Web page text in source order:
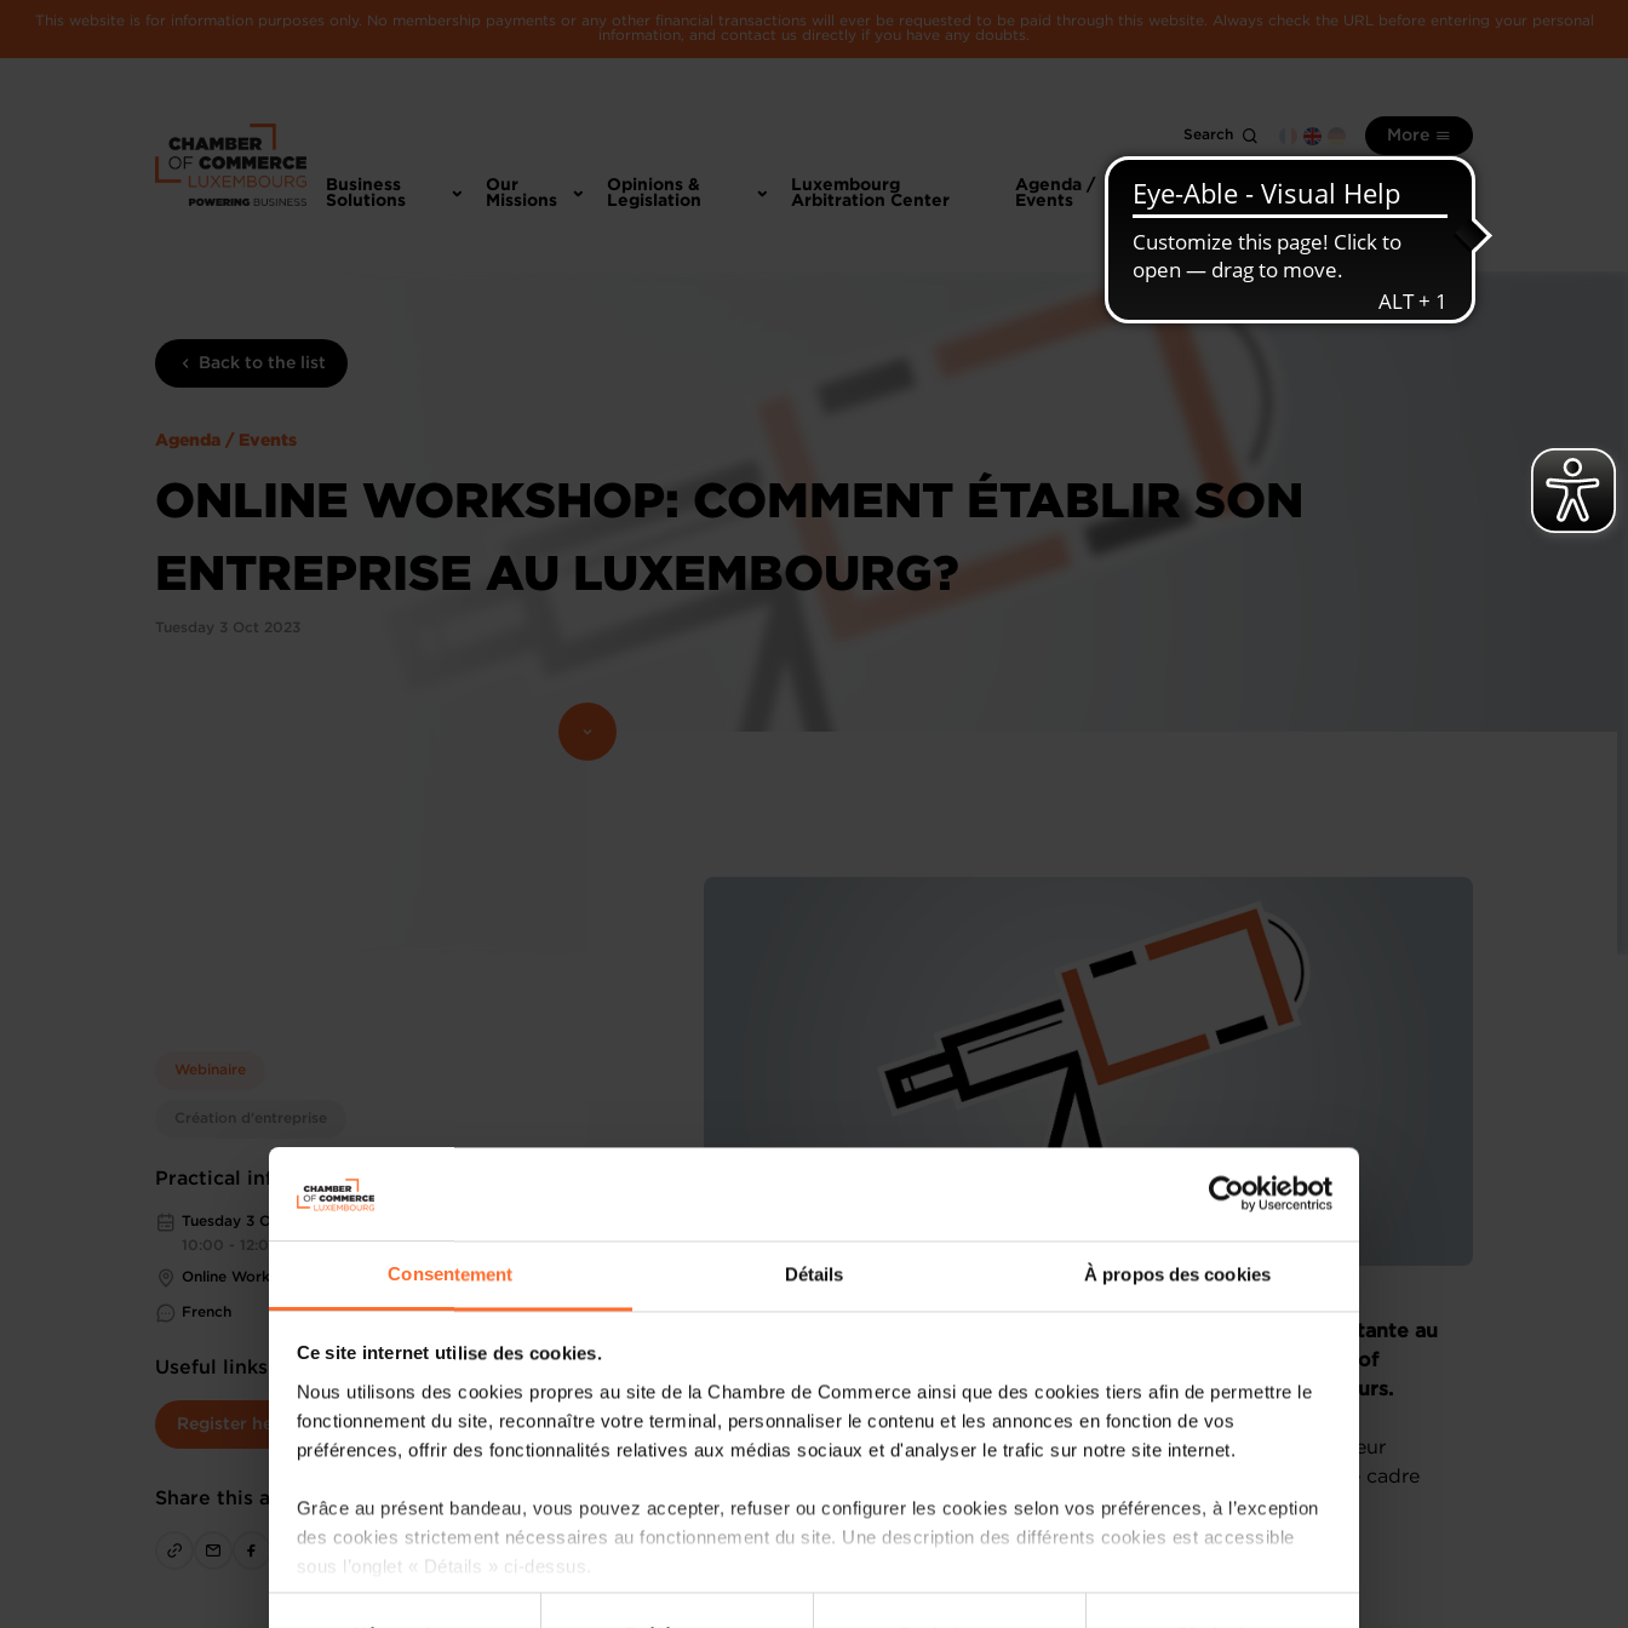
Consentement Détails À propos des cookies
Ce site internet utilise des cookies.
Nous utilisons des cookies propres au site de la Chambre de Commerce ainsi que des cookies tiers afin de permettre le
fonctionnement du site, reconnaître votre terminal, personnaliser le contenu et les annonces en fonction de vos
préférences, offrir des fonctionnalités relatives aux médias sociaux et d'analyser le trafic sur notre site internet.
Grâce au présent bandeau, vous pouvez accepter, refuser ou configurer les cookies selon vos préférences, à l’exception
des cookies strictement nécessaires au fonctionnement du site. Une description des différents cookies est accessible
sous l’onglet « Détails » ci-dessus.
This website is for information purposes only. No membership payments or any other financial transactions will ever be requested to be paid through this website. Always check the URL before entering your personal
information, and contact us directly if you have any doubts.
Search More
Business
Solutions
Our
Missions
Opinions &
Legislation
Luxembourg
Arbitration Center
Agenda /
Events
information
Luxembourg
economy
Back to the list
Agenda / Events
ONLINE WORKSHOP: COMMENT ÉTABLIR SON
ENTREPRISE AU LUXEMBOURG?
Tuesday 3 Oct 2023
Webinaire
Création d'entreprise
Practical information
Tuesday 3 Oct 2023
10:00 - 12:00
Online Workshop
French
Useful links
Register here
Share this article
Vous lancez un nouveau business ou reprenez une entreprise existante au
Luxembourg? Laissez-vous guider par les conseillers de la House of
Entrepreneurship, le point de contact unique pour les entrepreneurs.
Comment? Participez à une prochaine session « le parcours du créateur
d’entreprise au Luxembourg», qui vous informera sur l’écosystème, le cadre
réglementaire et les démarches à suivre.